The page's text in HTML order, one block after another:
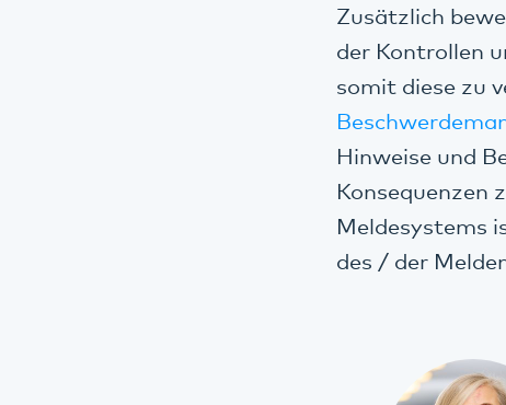
Zusätzlich
der Kontrollen
somit diese zu
Hinweise und
Konsequenzen
Meldesystems
des / der